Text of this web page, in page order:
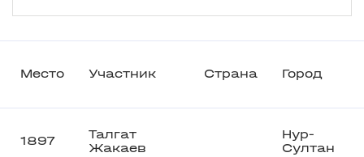
Место Участник Страна Город
1897
Талгат
Жакаев
Нур-
Султан